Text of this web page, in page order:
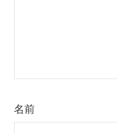
名前